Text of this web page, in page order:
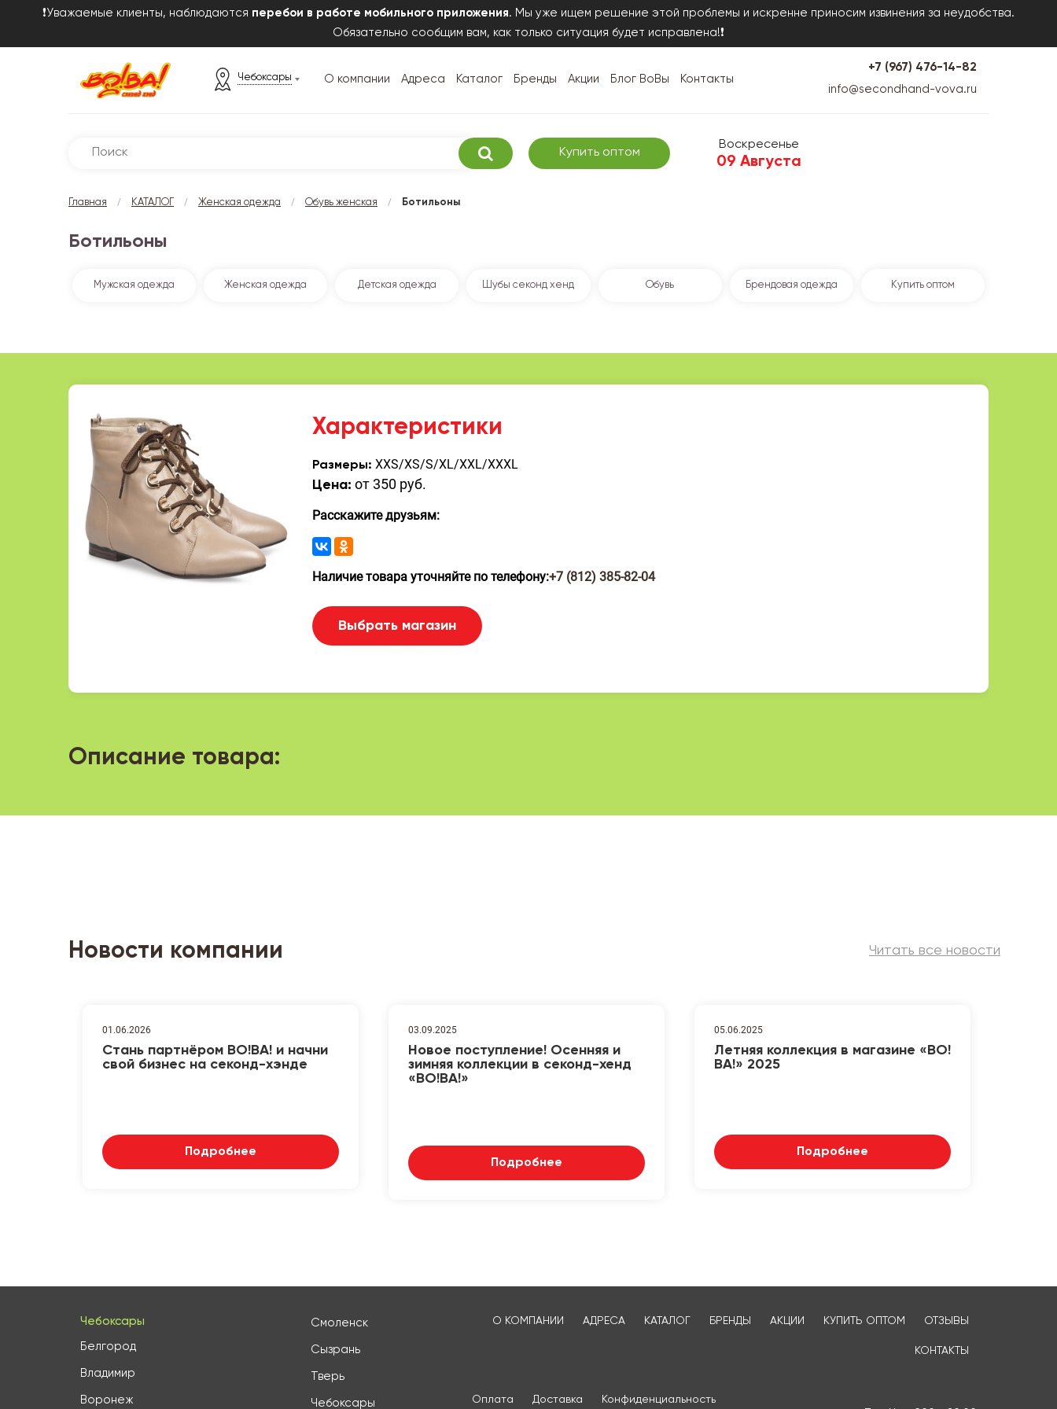
❗Уважаемые клиенты, наблюдаются перебои в работе мобильного приложения. Мы уже ищем решение этой проблемы и искренне приносим извинения за неудобства.
Обязательно сообщим вам, как только ситуация будет исправлена!❗
Чебоксары О компании Адреса Каталог Бренды Акции Блог ВоВы Контакты
+7 (967) 476-14-82
info@secondhand-vova.ru
Купить оптом
Воскресенье
09 Августа
Главная / КАТАЛОГ / Женская одежда / Обувь женская / Ботильоны
Ботильоны
Мужская одежда Женская одежда Детская одежда Шубы секонд хенд Обувь Брендовая одежда Купить оптом
Характеристики
Размеры: XXS/XS/S/XL/XXL/XXXL
Цена: от 350 руб.
Расскажите друзьям:
Наличие товара уточняйте по телефону:+7 (812) 385-82-04
Выбрать магазин
Описание товара:
Новости компании Читать все новости
01.06.2026
Стань партнёром ВО!ВА! и начни
свой бизнес на секонд-хэнде
Подробнее
03.09.2025
Новое поступление! Осенняя и
зимняя коллекции в секонд-хенд
«ВО!ВА!»
Подробнее
05.06.2025
Летняя коллекция в магазине «ВО!
ВА!» 2025
Подробнее
Чебоксары
Белгород
Владимир
Воронеж
Смоленск
Сызрань
Тверь
Чебоксары
О КОМПАНИИ АДРЕСА КАТАЛОГ БРЕНДЫ АКЦИИ КУПИТЬ ОПТОМ ОТЗЫВЫ
КОНТАКТЫ
Оплата Доставка
Конфиденциальность